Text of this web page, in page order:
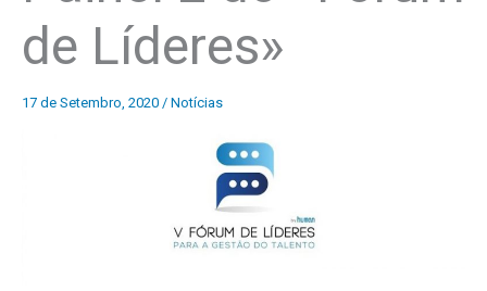
de Líderes»
17 de Setembro, 2020 / Notícias